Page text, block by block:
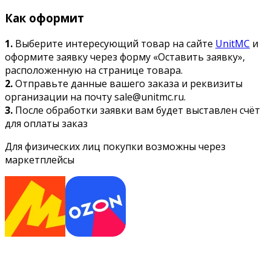
Как оформит
1. Выберите интересующий товар на сайте UnitMC и
оформите заявку через форму «Оставить заявку»,
расположенную на странице товара.
2.Отправьте данные вашего заказа и реквизиты
организации на почту sale@unitmc.ru.
3. После обработки заявки вам будет выставлен счёт
для оплаты заказ
Для физических лиц покупки возможны через
маркетплейсы